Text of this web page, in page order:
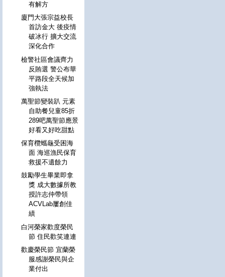
有解方
廈門大張宗益校長
首訪金大 後疫情
破冰行 擴大交流
深化合作
檢警社區會議齊力
反賄選 警公布華
平路段全天候加
強執法
萬聖節變裝趴 元素
自助餐兒童85折
289吧萬聖節應景
好看又好吃甜點
保育欖蠵龜受困海
面 海巡漁民保育
救援不遺餘力
鼓勵學生畢業即拿
獎 成大數據所教
授許志仲帶領
ACVLab屢創佳
績
白河榮家歡度榮民
節 住民歡笑連連
歡慶榮民節 宜蘭榮
服感謝榮民與企
業付出